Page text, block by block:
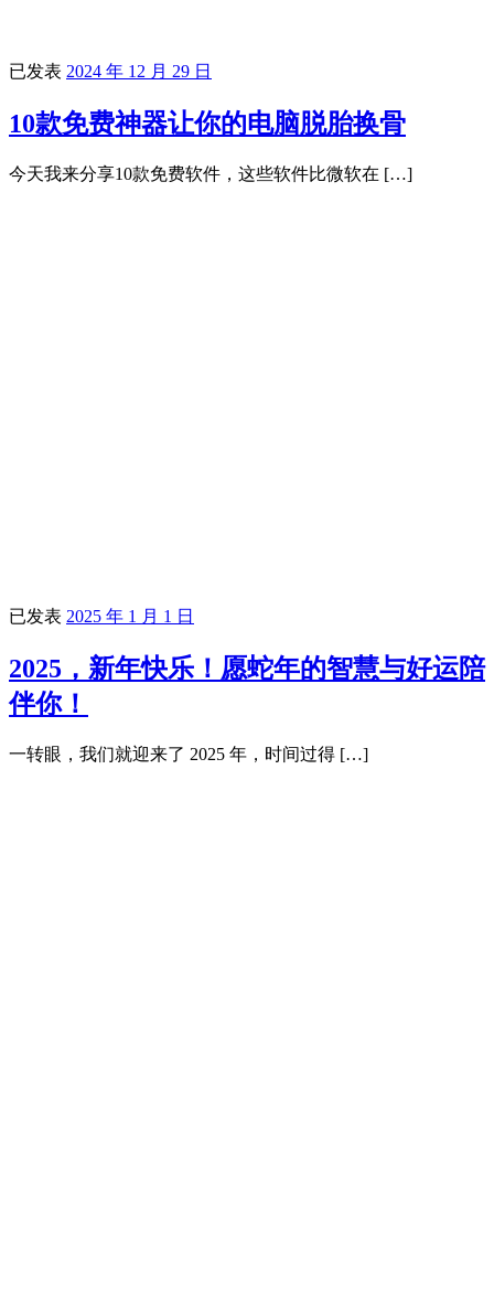
已发表 2024 年 12 月 29 日
10款免费神器让你的电脑脱胎换骨
今天我来分享10款免费软件，这些软件比微软在 […]
已发表 2025 年 1 月 1 日
2025，新年快乐！愿蛇年的智慧与好运陪
伴你！
一转眼，我们就迎来了 2025 年，时间过得 […]